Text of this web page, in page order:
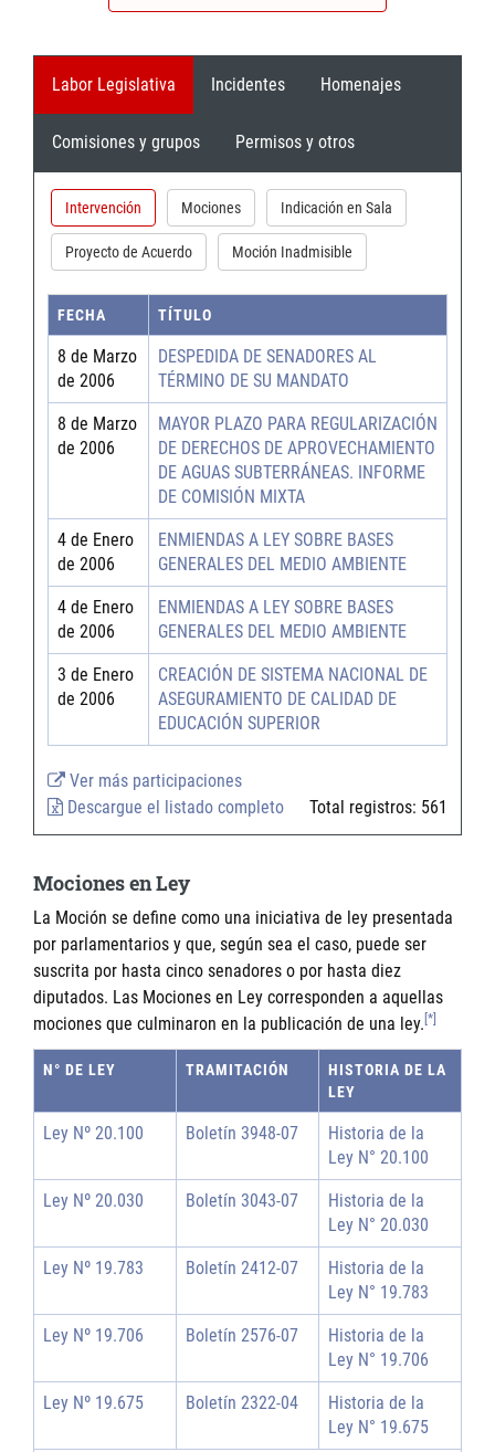
Labor Legislativa Incidentes Homenajes
Comisiones y grupos Permisos y otros
Intervención Mociones Indicación en Sala
Proyecto de Acuerdo Moción Inadmisible
FECHA TÍTULO
8 de Marzo
de 2006
DESPEDIDA DE SENADORES AL
TÉRMINO DE SU MANDATO
8 de Marzo
de 2006
MAYOR PLAZO PARA REGULARIZACIÓN
DE DERECHOS DE APROVECHAMIENTO
DE AGUAS SUBTERRÁNEAS. INFORME
DE COMISIÓN MIXTA
4 de Enero
de 2006
ENMIENDAS A LEY SOBRE BASES
GENERALES DEL MEDIO AMBIENTE
4 de Enero
de 2006
ENMIENDAS A LEY SOBRE BASES
GENERALES DEL MEDIO AMBIENTE
3 de Enero
de 2006
CREACIÓN DE SISTEMA NACIONAL DE
ASEGURAMIENTO DE CALIDAD DE
EDUCACIÓN SUPERIOR
Ver más participaciones
Descargue el listado completo
Total registros: 561
Mociones en Ley
La Moción se define como una iniciativa de ley presentada
por parlamentarios y que, según sea el caso, puede ser
suscrita por hasta cinco senadores o por hasta diez
diputados. Las Mociones en Ley corresponden a aquellas
mociones que culminaron en la publicación de una ley. [*]
N° DE LEY TRAMITACIÓN
HISTORIA DE LA
LEY
Ley Nº 20.100 Boletín 3948-07
Historia de la
Ley N° 20.100
Ley Nº 20.030 Boletín 3043-07
Historia de la
Ley N° 20.030
Ley Nº 19.783 Boletín 2412-07
Historia de la
Ley N° 19.783
Ley Nº 19.706 Boletín 2576-07
Historia de la
Ley N° 19.706
Ley Nº 19.675 Boletín 2322-04
Historia de la
Ley N° 19.675